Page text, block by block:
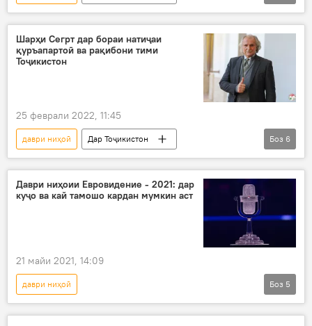
Навигариҳои варзиши Тоҷикистон
нишон
тило
Чин
Шарҳи Сегрт дар бораи натиҷаи
қуръапартоӣ ва рақибони тими
Тоҷикистон
25 феврали 2022, 11:45
даври ниҳоӣ
Дар Тоҷикистон
Навигариҳои варзиши Тоҷикистон
Ҷоми Осиё
футбол
Петр Сегрт
қуръакашӣ
марҳалаи ниҳоӣ
Боз 6
Даври ниҳоии Евровидение - 2021: дар
куҷо ва кай тамошо кардан мумкин аст
21 майи 2021, 14:09
даври ниҳоӣ
Евровидение - 2021: Зодаи Тоҷикистон, намояндаи Русия
Боз 5